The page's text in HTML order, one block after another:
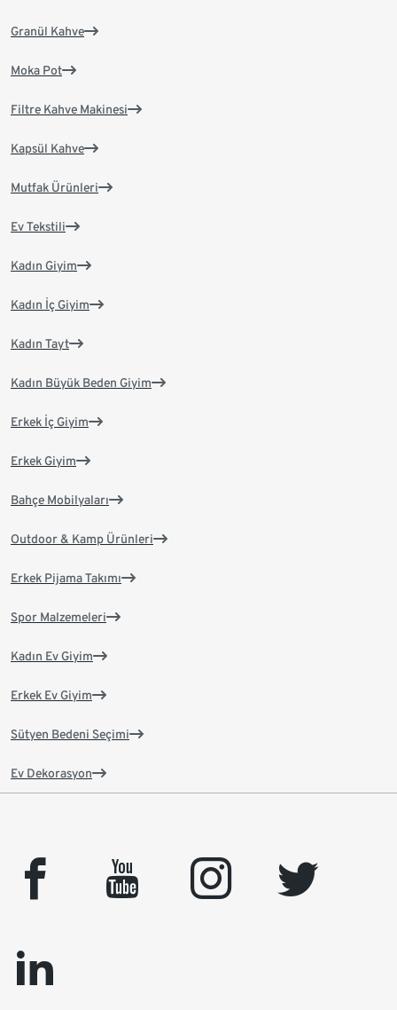
Granül Kahve
Moka Pot
Filtre Kahve Makinesi
Kapsül Kahve
Mutfak Ürünleri
Ev Tekstili
Kadın Giyim
Kadın İç Giyim
Kadın Tayt
Kadın Büyük Beden Giyim
Erkek İç Giyim
Erkek Giyim
Bahçe Mobilyaları
Outdoor & Kamp Ürünleri
Erkek Pijama Takımı
Spor Malzemeleri
Kadın Ev Giyim
Erkek Ev Giyim
Sütyen Bedeni Seçimi
Ev Dekorasyon
facebook youtube instagram
twitter
linkedin